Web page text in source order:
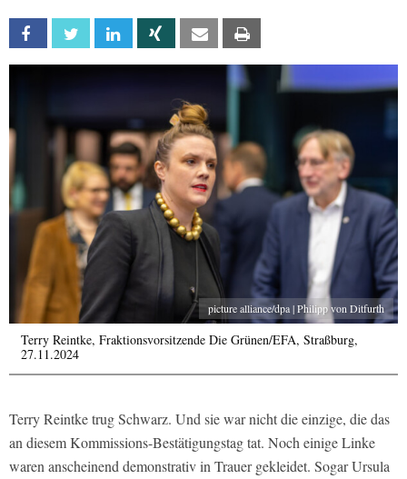
Facebook Twitter Linkedin Xing Email
picture alliance/dpa | Philipp von Ditfurth
Terry Reintke, Fraktionsvorsitzende Die Grünen/EFA, Straßburg,
27.11.2024
Terry Reintke trug Schwarz. Und sie war nicht die einzige, die das
an diesem Kommissions-Bestätigungstag tat. Noch einige Linke
waren anscheinend demonstrativ in Trauer gekleidet. Sogar Ursula